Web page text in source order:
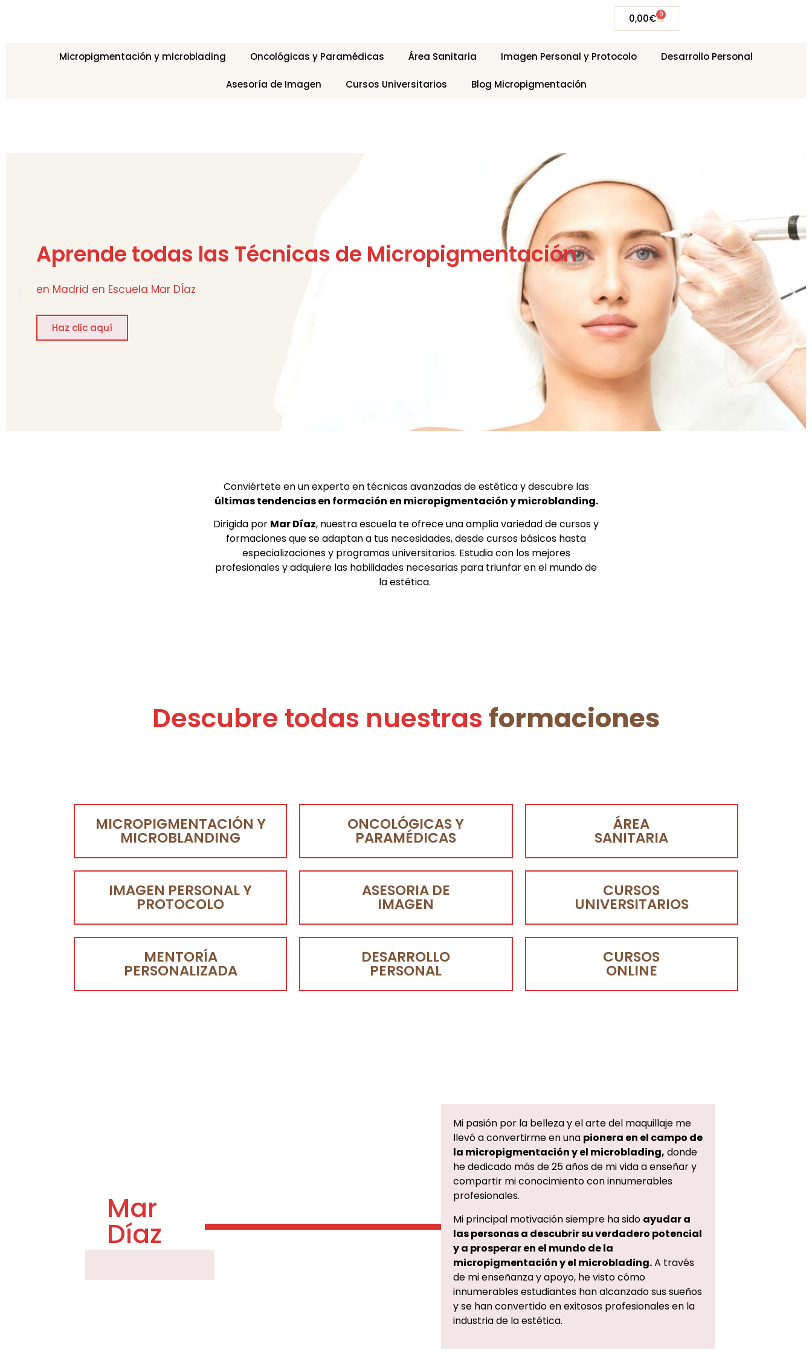
0,00€ 0
Micropigmentación y microblading Oncológicas y Paramédicas Área Sanitaria Imagen Personal y Protocolo Desarrollo Personal
Asesoría de Imagen Cursos Universitarios Blog Micropigmentación
Aprende todas las Técnicas de Micropigmentación
en Madrid en Escuela Mar DÍaz
Haz clic aquí
Conviértete en un experto en técnicas avanzadas de estética y descubre las
últimas tendencias en formación en micropigmentación y microblanding.
Dirigida por Mar Díaz, nuestra escuela te ofrece una amplia variedad de cursos y
formaciones que se adaptan a tus necesidades, desde cursos básicos hasta
especializaciones y programas universitarios. Estudia con los mejores
profesionales y adquiere las habilidades necesarias para triunfar en el mundo de
la estética.
Descubre todas nuestras formaciones
MICROPIGMENTACIÓN Y
MICROBLANDING
ONCOLÓGICAS Y
PARAMÉDICAS
ÁREA
SANITARIA
IMAGEN PERSONAL Y
PROTOCOLO
ASESORIA DE
IMAGEN
CURSOS
UNIVERSITARIOS
MENTORÍA
PERSONALIZADA
DESARROLLO
PERSONAL
CURSOS
ONLINE
Mar
Díaz
Mi pasión por la belleza y el arte del maquillaje me
llevó a convertirme en una pionera en el campo de
la micropigmentación y el microblading, donde
he dedicado más de 25 años de mi vida a enseñar y
compartir mi conocimiento con innumerables
profesionales.
Mi principal motivación siempre ha sido ayudar a
las personas a descubrir su verdadero potencial
y a prosperar en el mundo de la
micropigmentación y el microblading.A través
de mi enseñanza y apoyo, he visto cómo
innumerables estudiantes han alcanzado sus sueños
y se han convertido en exitosos profesionales en la
industria de la estética.